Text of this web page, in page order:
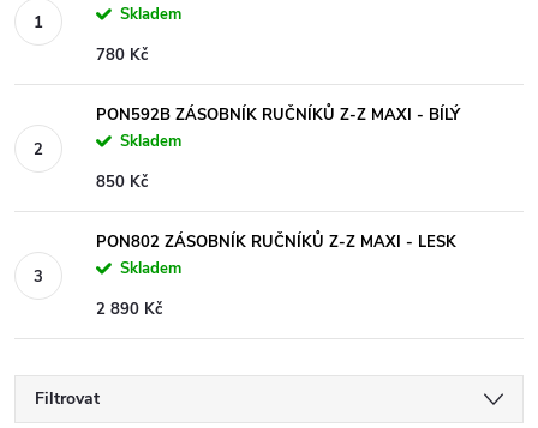
Skladem
780 Kč
PON592B ZÁSOBNÍK RUČNÍKŮ Z-Z MAXI - BÍLÝ
Skladem
850 Kč
PON802 ZÁSOBNÍK RUČNÍKŮ Z-Z MAXI - LESK
Skladem
2 890 Kč
Filtrovat